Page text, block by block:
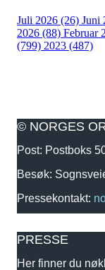
Juli 2026 (26) Juni
2026 (88) Februar
(799) 2023 (487)
© NORGES
Post: Postboks
Besøk:
Pressekontakt:
PRESSE
Her finner du